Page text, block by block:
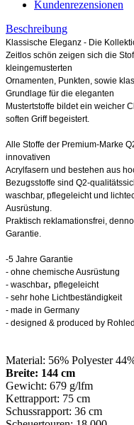
Kundenrezensionen
Beschreibung
Klassische Eleganz - Die
Zeitlos schön zeigen sich die
kleingemusterten
Ornamenten, Punkten, sowie
Grundlage für die eleganten
Mustertstoffe bildet ein weicher
soften Griff begeistert.
Alle Stoffe der Premium-Marke
innovativen
Acrylfasern und bestehen aus
Bezugsstoffe sind Q2-
waschbar, pflegeleicht und
Ausrüstung.
Praktisch reklamationsfrei,
Garantie.
-5 Jahre Garantie
- ohne chemische Ausrüstung
- waschbar, pflegeleicht
- sehr hohe Lichtbeständigkeit
- made in Germany
- designed & produced by
Material: 56% Polyester
Breite: 144 cm
Gewicht: 679 g/lfm
Kettrapport: 75 cm
Schussrapport: 36 cm